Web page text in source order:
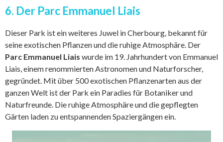
6. Der Parc Emmanuel Liais
Dieser Park ist ein weiteres Juwel in Cherbourg, bekannt für
seine exotischen Pflanzen und die ruhige Atmosphäre. Der
Parc Emmanuel Liais wurde im 19. Jahrhundert von Emmanuel
Liais, einem renommierten Astronomen und Naturforscher,
gegründet. Mit über 500 exotischen Pflanzenarten aus der
ganzen Welt ist der Park ein Paradies für Botaniker und
Naturfreunde. Die ruhige Atmosphäre und die gepflegten
Gärten laden zu entspannenden Spaziergängen ein.